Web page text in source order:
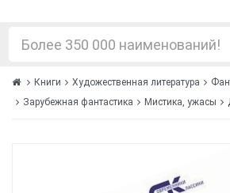
Книги Художественная литература
Зарубежная фантастика
Мистика, ужасы